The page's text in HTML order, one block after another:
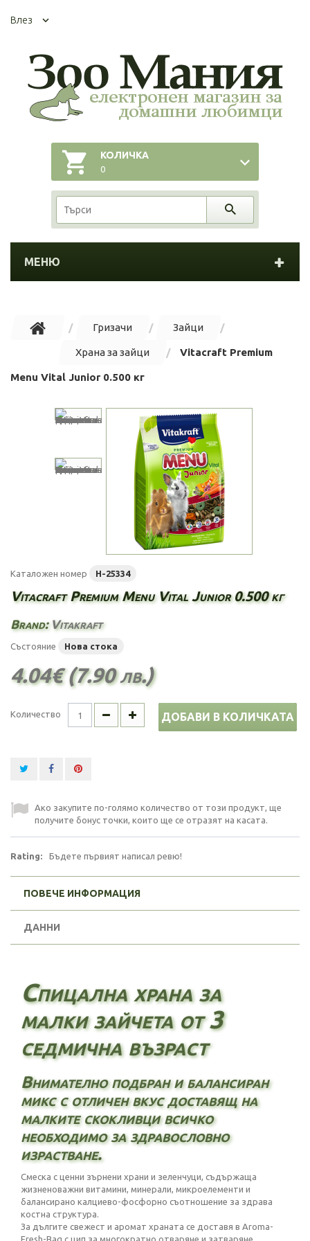
Влез
КОЛИЧКА
0
МЕНЮ
Гризачи Зайци
Храна за зайци Vitacraft Premium
Menu Vital Junior 0.500 кг
Каталожен номер H-25334
Vitacraft Premium Menu Vital Junior 0.500 кг
Brand: Vitakraft
Състояние Нова стока
4.04€ (7.90 лв.)
Количество ДОБАВИ В КОЛИЧКАТА
Ако закупите по-голямо количество от този продукт, ще
получите бонус точки, които ще се отразят на касата.
Rating: Бъдете първият написал ревю!
ПОВЕЧЕ ИНФОРМАЦИЯ
ДАННИ
Спицална храна за
малки зайчета от 3
седмична възраст
Внимателно подбран и балансиран
микс с отличен вкус доставящ на
малките скокливци всичко
необходимо за здравословно
израстване.
Смеска с ценни зърнени храни и зеленчуци, съдържаща
жизненоважни витамини, минерали, микроелементи и
балансирано калциево-фосфорно съотношение за здрава
костна структура.
За дългите свежест и аромат храната се доставя в Aroma-
Fresh-Bag с цип за многократно отваряне и затваряне.